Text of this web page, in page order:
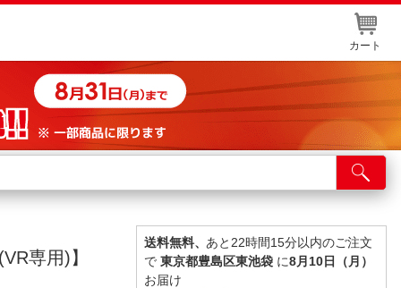
カート
舗サービス
ト取り置き
情報・店舗一覧
専用)】
送料無料、 あと22時間15分以内のご注文
で 東京都豊島区東池袋 に8月10日（月）
お届け